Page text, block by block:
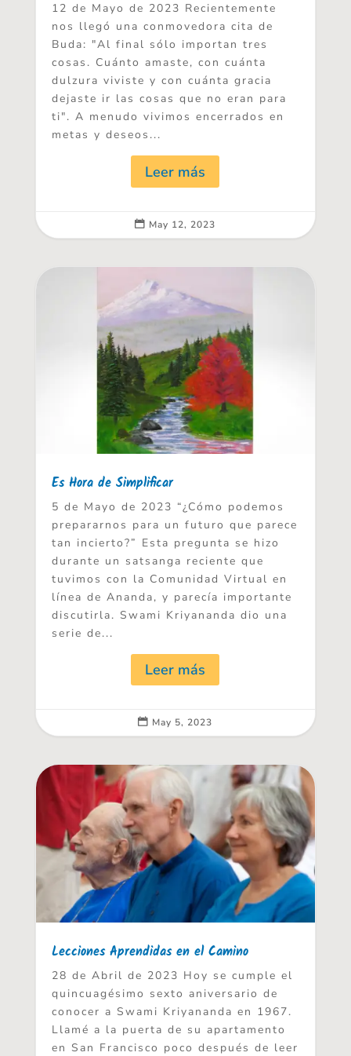
12 de Mayo de 2023 Recientemente
nos llegó una conmovedora cita de
Buda: "Al final sólo importan tres
cosas. Cuánto amaste, con cuánta
dulzura viviste y con cuánta gracia
dejaste ir las cosas que no eran para
ti". A menudo vivimos encerrados en
metas y deseos...
Leer más
 May 12, 2023
Es Hora de Simplificar
5 de Mayo de 2023 “¿Cómo podemos
prepararnos para un futuro que parece
tan incierto?” Esta pregunta se hizo
durante un satsanga reciente que
tuvimos con la Comunidad Virtual en
línea de Ananda, y parecía importante
discutirla. Swami Kriyananda dio una
serie de...
Leer más
 May 5, 2023
Lecciones Aprendidas en el Camino
28 de Abril de 2023 Hoy se cumple el
quincuagésimo sexto aniversario de
conocer a Swami Kriyananda en 1967.
Llamé a la puerta de su apartamento
en San Francisco poco después de leer